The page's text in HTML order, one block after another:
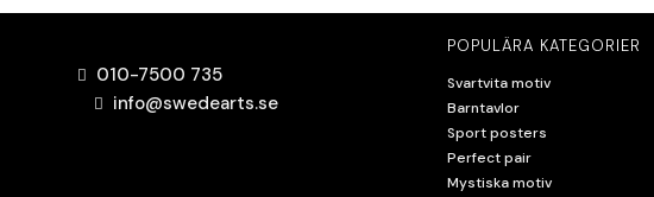
010-7500 735
info@swedearts.se
POPULÄRA KATEGORIER
Svartvita motiv
Barntavlor
Sport posters
Perfect pair
Mystiska motiv